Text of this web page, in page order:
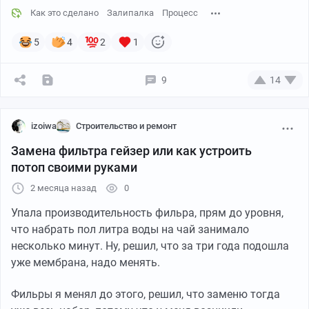
работало в банном чане.В нём вода становится
И я когда туда добавляю рюмочку Альгетина, то вода
греешь ты её или не греешь.
Как это сделано Залипалка Процесс
5 4 2 1
9 14
izoiwa Строительство и ремонт
Замена фильтра гейзер или как устроить
потоп своими руками
2 месяца назад 0
Упала производительность фильра, прям до уровня,
что набрать пол литра воды на чай занимало
несколько минут. Ну, решил, что за три года подошла
уже мембрана, надо менять.
Фильры я менял до этого, решил, что заменю тогда